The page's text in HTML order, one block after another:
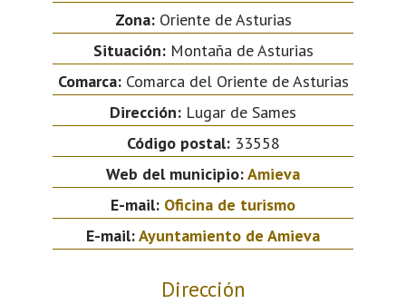
Zona:Oriente de Asturias
Situación:Montaña de Asturias
Comarca:Comarca del Oriente de Asturias
Dirección: Lugar de Sames
Código postal:33558
Web del municipio:Amieva
E-mail: Oficina de turismo
E-mail:Ayuntamiento de Amieva
Dirección